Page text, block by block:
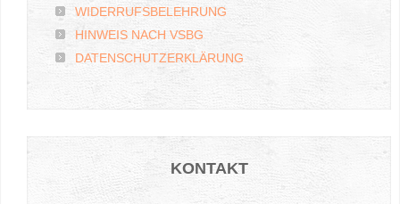
WIDERRUFSBELEHRUNG
HINWEIS NACH VSBG
DATENSCHUTZERKLÄRUNG
KONTAKT